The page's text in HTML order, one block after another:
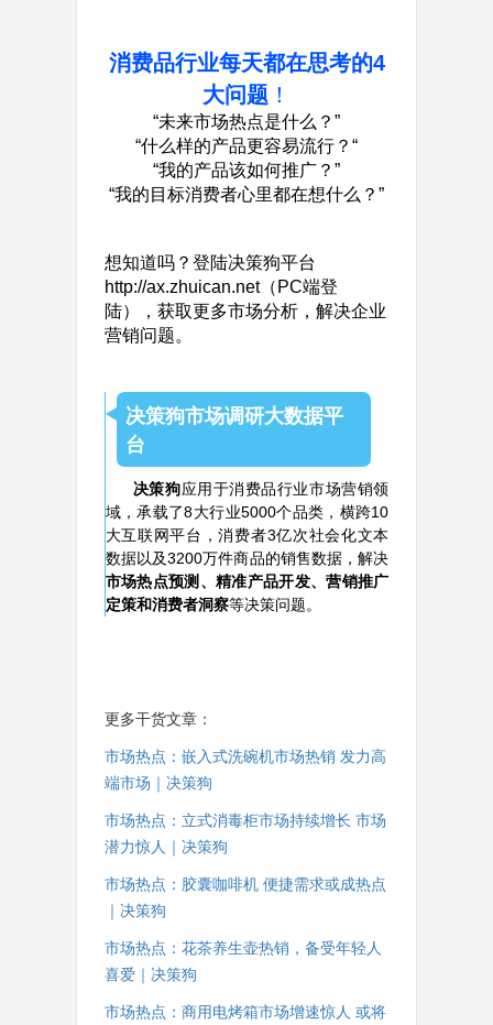
消费品行业每天都在思考的4
大问题 ！
“未来市场热点是什么？”
“什么样的产品更容易流行？“
“我的产品该如何推广？”
“我的目标消费者心里都在想什么？”
想知道吗？登陆决策狗平台
http://ax.zhuican.net（PC端登
陆），获取更多市场分析，解决企业
营销问题。
决策狗市场调研大数据平
台
决策狗应用于消费品行业市场营销领
域，承载了8大行业5000个品类，横跨10
大互联网平台，消费者3亿次社会化文本
数据以及3200万件商品的销售数据，解决
市场热点预测、精准产品开发、营销推广
定策和消费者洞察等决策问题。
更多干货文章：
市场热点：嵌入式洗碗机市场热销 发力高
端市场｜决策狗
市场热点：立式消毒柜市场持续增长 市场
潜力惊人｜决策狗
市场热点：胶囊咖啡机 便捷需求或成热点
｜决策狗
市场热点：花茶养生壶热销，备受年轻人
喜爱｜决策狗
市场热点：商用电烤箱市场增速惊人 或将